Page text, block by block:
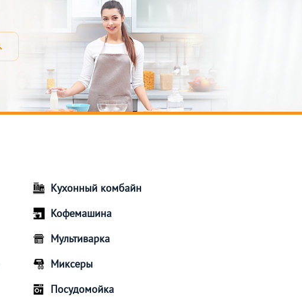
Кухонный комбайн
Кофемашина
Мультиварка
Миксеры
Посудомойка